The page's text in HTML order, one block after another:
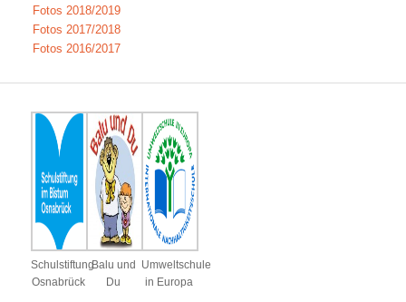
Fotos 2018/2019
Fotos 2017/2018
Fotos 2016/2017
Schulstiftung
Osnabrück
Balu und
Du
Umweltschule
in Europa